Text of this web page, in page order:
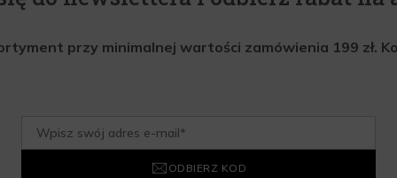
przy minimalnej wartości zamówienia 199 zł.
ODBIERZ KOD